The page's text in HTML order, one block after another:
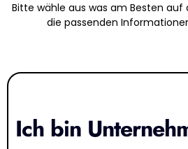
Bitte wähle aus was am Besten
die passenden
Ich bin